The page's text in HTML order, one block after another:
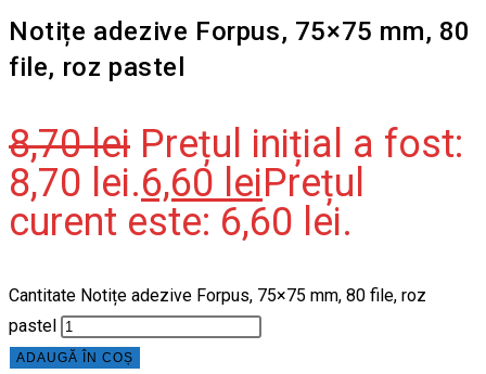
Notițe adezive Forpus, 75×75 mm, 80
file, roz pastel
8,70lei Prețul inițial a fost:
8,70 lei.6,60 leiPrețul
curent este: 6,60 lei.
Cantitate Notițe adezive Forpus, 75×75 mm, 80 file, roz
pastel
ADAUGĂ ÎN COȘ